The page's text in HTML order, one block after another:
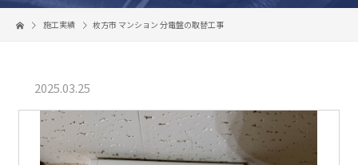
施工実績 枚方市 マンション 分電盤の取替工事
2025.03.25